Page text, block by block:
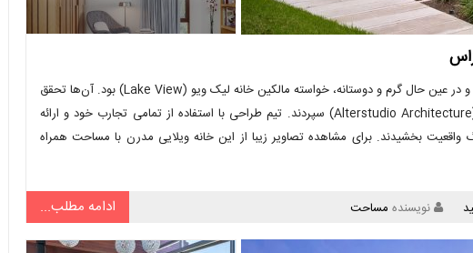
خانه‌ای مدرن، شخصی، بزرگ و آرامش‌دهنده و در عین حال گرم و دوستانه، خواسته مالکین خانه لیک ویو (Lake View) بود. آن‌ها تحقق
رویای خود را به تیم آلتراستودیو آرشیتکچر (Alterstudio Architecture) سپردند. تیم طراحی با استفاده از تمامی تجارب خود و ارائه
بخشیدند. برای مشاهده تصاویر زیبا از این خانه ویلایی مدرن با مساحت همراه
نویسنده مساحت ادامه مطلب...